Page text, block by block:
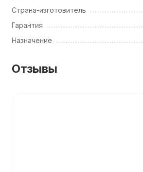
Страна-изготовитель
Гарантия
Назначение
Отзывы